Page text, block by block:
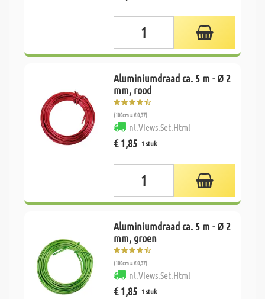
Aluminiumdraad ca. 5 m - Ø 2
mm, rood
(100cm = € 0,37)
nl.Views.Set.Html
€ 1,85 1 stuk
Aluminiumdraad ca. 5 m - Ø 2
mm, groen
(100cm = € 0,37)
nl.Views.Set.Html
€ 1,85 1 stuk